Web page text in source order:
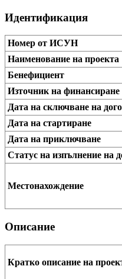
Идентификация
Номер от ИСУН
Наименование на проекта
Бенефициент
Източник на финансиране
Дата на сключване на
Дата на стартиране
Дата на приключване
Статус на изпълнение на
Местонахождение
Описание
Кратко описание на